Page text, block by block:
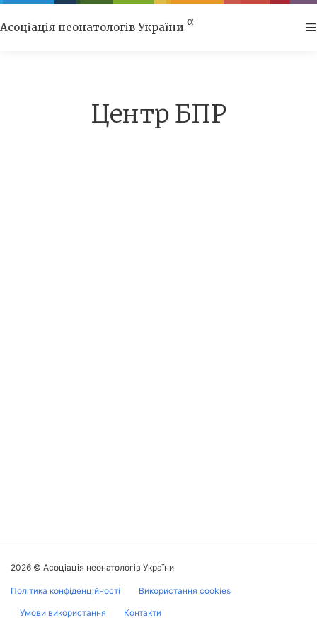
Асоціація неонатологів України α
Центр БПР
2026 © Асоціація неонатологів України
Політика конфіденційності Використання cookies
Умови використання Контакти